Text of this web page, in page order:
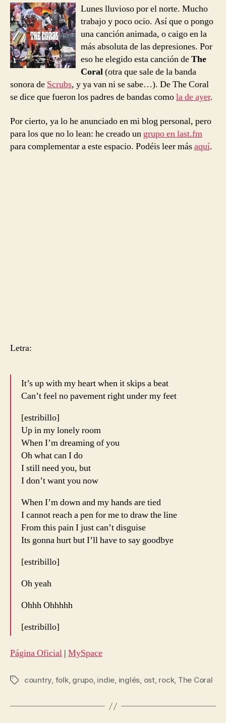
entrada
entrada
Lunes lluvioso por el norte. Mucho
trabajo y poco ocio. Así que o pongo
una canción animada, o caigo en la
más absoluta de las depresiones. Por
eso he elegido esta canción deThe
Coral(otra que sale de la banda
sonora de Scrubs, y ya van ni se sabe…). De The Coral
se dice que fueron los padres de bandas comola de ayer.
Por cierto, ya lo he anunciado en mi blog personal, pero
para los que no lo lean: he creado un grupo en last.fm
para complementar a este espacio. Podéis leer másaquí.
Letra:
It’s up with my heart when it skips a beat
Can’t feel no pavement right under my feet
[estribillo]
Up in my lonely room
When I’m dreaming of you
Oh what can I do
I still need you, but
I don’t want you now
When I’m down and my hands are tied
I cannot reach a pen for me to draw the line
From this pain I just can’t disguise
Its gonna hurt but I’ll have to say goodbye
[estribillo]
Oh yeah
Ohhh Ohhhhh
[estribillo]
Página Oficial | MySpace
Etiquetas
country, folk, grupo, indie, inglés, ost, rock, The Coral